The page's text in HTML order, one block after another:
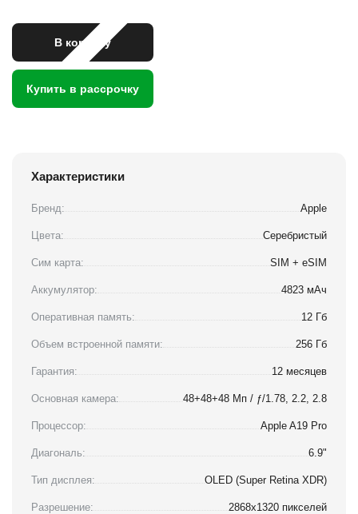
В корзину
Купить в рассрочку
Характеристики
Бренд: Apple
Цвета: Серебристый
Сим карта: SIM + eSIM
Аккумулятор: 4823 мАч
Оперативная память: 12 Гб
Объем встроенной памяти: 256 Гб
Гарантия: 12 месяцев
Основная камера: 48+48+48 Мп / ƒ/1.78, 2.2, 2.8
Процессор: Apple A19 Pro
Диагональ: 6.9"
Тип дисплея: OLED (Super Retina XDR)
Разрешение: 2868x1320 пикселей